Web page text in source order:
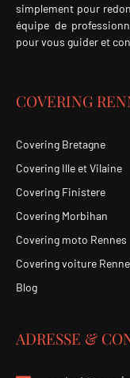
simplement pour
équipe de
pour vous guider et
COVERING
Covering Bretagne
Covering Ille et Vilaine
Covering Finistere
Covering Morbihan
Covering moto Rennes
Covering voiture
Blog
ADRESSE &